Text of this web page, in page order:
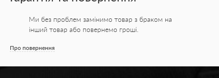
Ми без проблем замінимо товар з браком на
інший товар або повернемо гроші.
Про повернення